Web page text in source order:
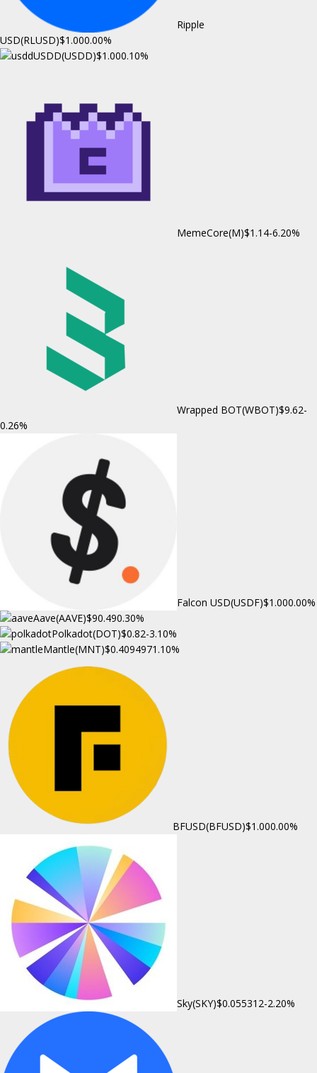
Ripple
USD(RLUSD)$1.000.00%
USDD(USDD)$1.000.10%
MemeCore(M)$1.14-6.20%
Wrapped BOT(WBOT)$9.62-
0.26%
Falcon USD(USDF)$1.000.00%
Aave(AAVE)$90.490.30%
Polkadot(DOT)$0.82-3.10%
Mantle(MNT)$0.4094971.10%
BFUSD(BFUSD)$1.000.00%
Sky(SKY)$0.055312-2.20%